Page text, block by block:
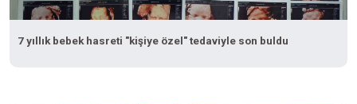
7 yıllık bebek hasreti "kişiye özel" tedaviyle son buldu